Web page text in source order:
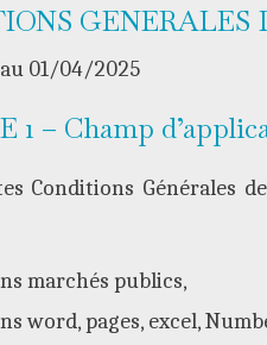
01/04/2025
1 – Champ
Conditions Générales
marchés publics,
word, pages, excel,